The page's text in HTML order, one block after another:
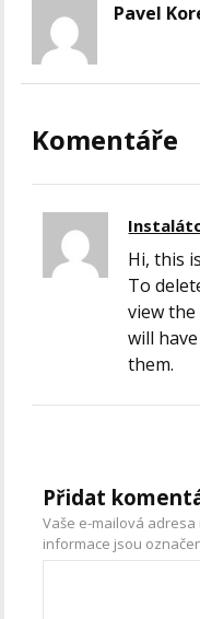
Pavel
Komentáře
Hi, this
To
view
will
them.
Přidat
Vaše e-mailová
informace jsou